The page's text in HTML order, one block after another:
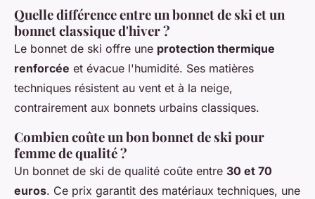
Quelle différence entre un bonnet de ski et un
bonnet classique d'hiver ?
Le bonnet de ski offre une protection thermique
renforcée et évacue l'humidité. Ses matières
techniques résistent au vent et à la neige,
contrairement aux bonnets urbains classiques.
Combien coûte un bon bonnet de ski pour
femme de qualité ?
Un bonnet de ski de qualité coûte entre 30 et 70
euros. Ce prix garantit des matériaux techniques, une